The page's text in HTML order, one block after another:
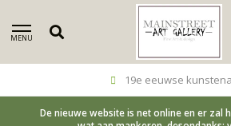
MENU
19e eeuwse
De nieuwe website is net online en er zal